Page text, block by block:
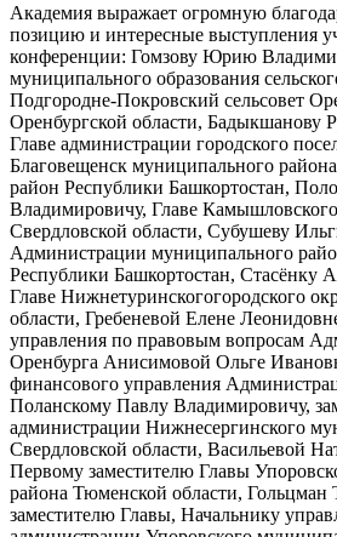
Академия выражает огромную
позицию и интересные выступления
конференции: Гомзову Юрию
муниципального образования
Подгородне-Покровский сельсовет
Оренбургской области, Бадыкшанову
Главе администрации городского
Благовещенск муниципального
район Республики Башкортостан,
Владимировичу, Главе Камышловского
Свердловской области, Субушеву
Администрации муниципального
Республики Башкортостан, Стасёнку
Главе Нижнетуринскогогородского
области, Гребеневой Елене
управления по правовым вопросам
Оренбурга Анисимовой Ольге
финансового управления
Поланскому Павлу Владимировичу,
администрации Нижнесергинского
Свердловской области, Васильевой
Первому заместителю Главы
района Тюменской области, Гольцман
заместителю Главы, Начальнику